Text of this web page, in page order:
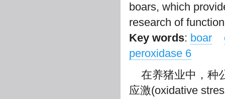
boars, which
research of
Key words: boar
peroxidase 6
在养猪业中，种
应激(oxidative